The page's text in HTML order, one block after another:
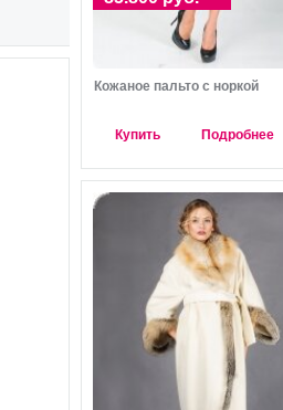
Кожаное пальто с норкой
Купить Подробнее